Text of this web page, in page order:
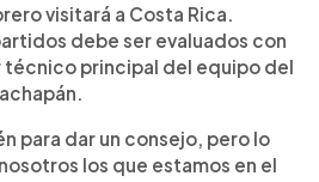
visitará a Costa Rica.
debe ser evaluados con
técnico principal del equipo del
para dar un consejo, pero lo
los que estamos en el